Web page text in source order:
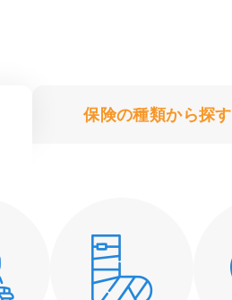
保険の種類から探す